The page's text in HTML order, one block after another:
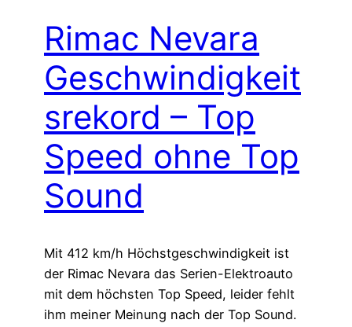
Rimac Nevara
Geschwindigkeit
srekord – Top
Speed ohne Top
Sound
Mit 412 km/h Höchstgeschwindigkeit ist
der Rimac Nevara das Serien-Elektroauto
mit dem höchsten Top Speed, leider fehlt
ihm meiner Meinung nach der Top Sound.